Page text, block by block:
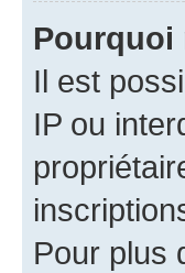
Pourquoi
Il est
IP ou
Pour plus